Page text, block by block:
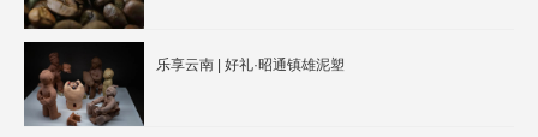
乐享云南 | 好礼·昭通镇雄泥塑